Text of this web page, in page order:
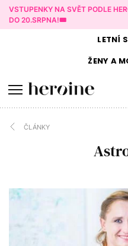
VSTUPENKY NA SVĚT PODLE
DO 20.SRPNA!🎟️
LETNÍ
ŽENY A
ČLÁNKY